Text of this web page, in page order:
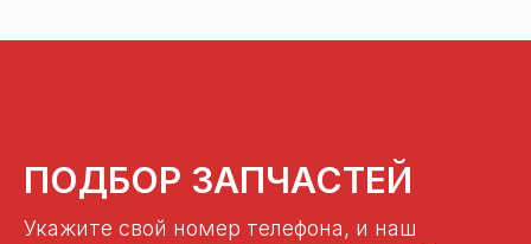
ПОДБОР ЗАПЧАСТЕЙ
Укажите свой номер телефона, и наш